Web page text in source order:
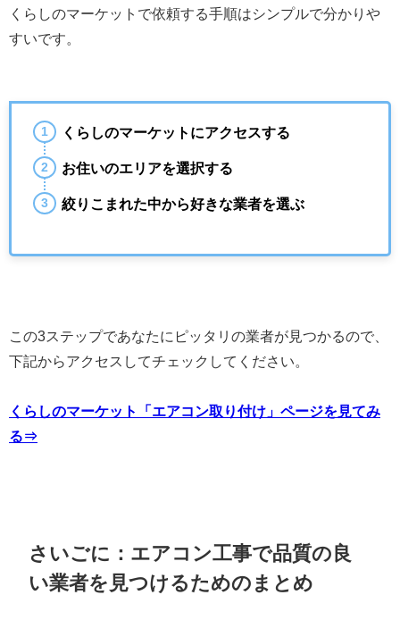
くらしのマーケットで依頼する手順はシンプルで分かりや
すいです。
くらしのマーケットにアクセスする
お住いのエリアを選択する
絞りこまれた中から好きな業者を選ぶ
この3ステップであなたにピッタリの業者が見つかるので、
下記からアクセスしてチェックしてください。
くらしのマーケット「エアコン取り付け」ページを見てみ
る⇒
さいごに：エアコン工事で品質の良
い業者を見つけるためのまとめ